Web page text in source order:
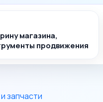
магазина,
продвижения
запчасти